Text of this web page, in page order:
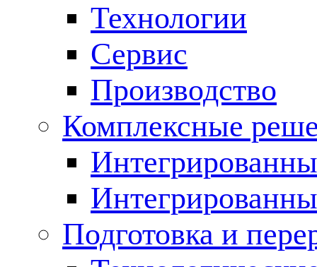
Технологии
Сервис
Производство
Комплексные
Подготовка и